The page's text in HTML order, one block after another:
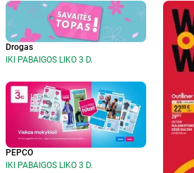
Drogas
IKI PABAIGOS LIKO 3 D.
PEPCO
IKI PABAIGOS LIKO 3 D.